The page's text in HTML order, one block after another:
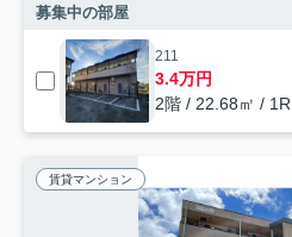
募集中の部屋
211
3.4万円
2階 / 22.68㎡ / 1R
賃貸マンション